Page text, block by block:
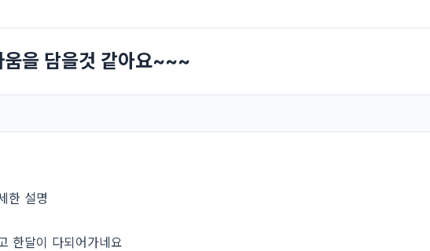
움을 담을것 같아요~~~
한 설명
한달이 다되어가네요